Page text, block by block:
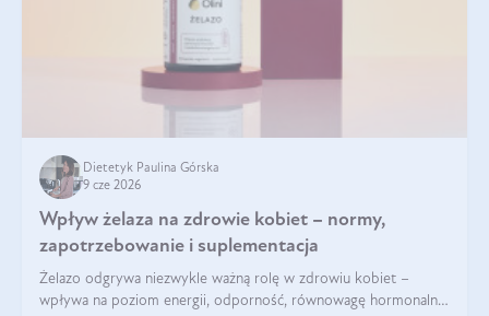
Dietetyk Paulina Górska
9 cze 2026
Wpływ żelaza na zdrowie kobiet – normy,
zapotrzebowanie i suplementacja
Żelazo odgrywa niezwykle ważną rolę w zdrowiu kobiet –
wpływa na poziom energii, odporność, równowagę hormonalną